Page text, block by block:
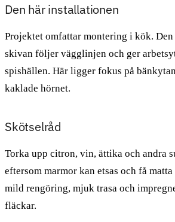
Den här installationen
Projektet omfattar montering i kök.
skivan följer vägglinjen och ger
spishällen. Här ligger fokus på
kaklade hörnet.
Skötselråd
Torka upp citron, vin, ättika och andra
eftersom marmor kan etsas och få
mild rengöring, mjuk trasa och
fläckar.